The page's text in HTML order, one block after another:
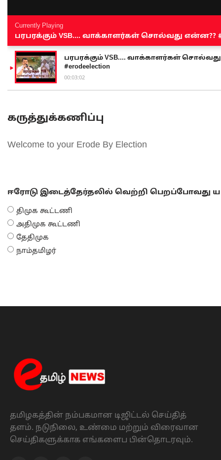
Currently Playing
பரபரக்கும் VSB.... வாக்காளர்கள் சொல்வது என்ன??
பரபரக்கும் VSB.... வாக்காளர்கள் சொல்வது
#erodeelection
00:03:02
கருத்துக்கணிப்பு
Welcome to your Erode By Election
ஈரோடு இடைத்தேர்தலில் வெற்றி பெறப்போவது
திமுக கூட்டணி
அதிமுக கூட்டணி
தேதிமுக
நாம்தமிழர்
தமிழகத்தின் நம்பகமான டிஜிட்டல் செய்தித்
தளம். நடுநிலை, உண்மை மற்றும் விரைவான
செய்திகளுக்காக எங்களைப பின்தொடரவும்.